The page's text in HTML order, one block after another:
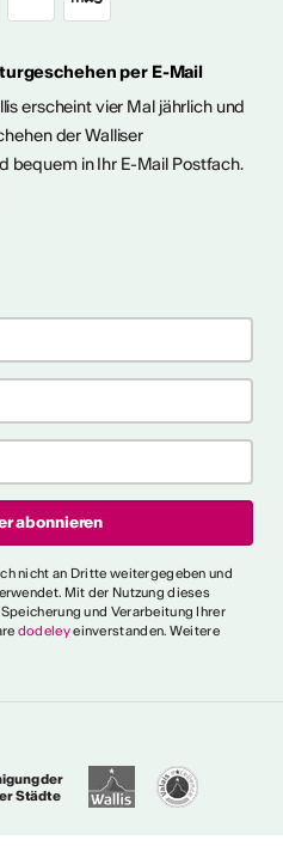
per E-Mail
erscheint vier Mal jährlich und
der Walliser
bequem in Ihr E-Mail Postfach.
nicht an Dritte weitergegeben und
Mit der Nutzung dieses
und Verarbeitung Ihrer
dodeleyeinverstanden. Weitere
der
Städte